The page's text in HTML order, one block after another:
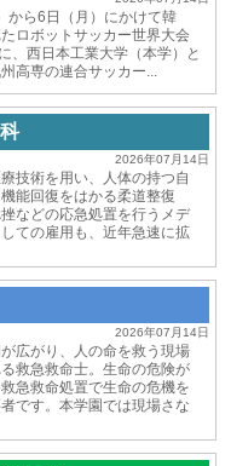
から6日（月）にかけて韓
ロボットサッカー世界大会
、西日本工業大学（本学）と
高専の連合サッカー...
2026年07月14日
技術を用い、人体の持つ自
能回復をはかる柔道整復
などの応急処置を行うメデ
ての雇用も、近年急速に拡
2026年07月14日
広がり、人の命を救う現場
救急救命士。生命の危険が
急救命処置で生命の危機を
です。本学園では現場さな